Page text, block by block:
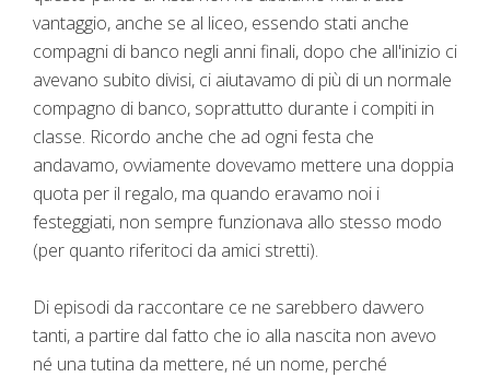
vantaggio, anche se al liceo, essendo stati anche
compagni di banco negli anni finali, dopo che all'inizio ci
avevano subito divisi, ci aiutavamo di più di un normale
compagno di banco, soprattutto durante i compiti in
classe. Ricordo anche che ad ogni festa che
andavamo, ovviamente dovevamo mettere una doppia
quota per il regalo, ma quando eravamo noi i
festeggiati, non sempre funzionava allo stesso modo
(per quanto riferitoci da amici stretti).
Di episodi da raccontare ce ne sarebbero davvero
tanti, a partire dal fatto che io alla nascita non avevo
né una tutina da mettere, né un nome, perché